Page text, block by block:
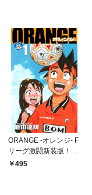
ORANGE -オレンジ- F
リーグ激闘新装版！ 第
１巻495